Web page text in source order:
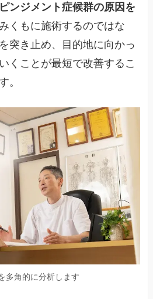
ンジメント症候群の原因を
くもに施術するのではな
突き止め、目的地に向かっ
くことが最短で改善するこ
。
多角的に分析します